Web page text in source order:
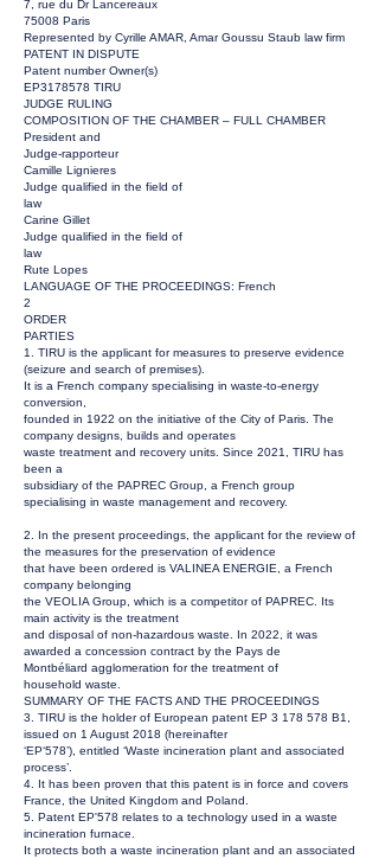
7, rue du Dr Lancereaux
75008 Paris
Represented by Cyrille AMAR, Amar Goussu Staub law firm
PATENT IN DISPUTE
Patent number Owner(s)
EP3178578 TIRU
JUDGE RULING
COMPOSITION OF THE CHAMBER – FULL CHAMBER
President and
Judge-rapporteur
Camille Lignieres
Judge qualified in the field of
law
Carine Gillet
Judge qualified in the field of
law
Rute Lopes
LANGUAGE OF THE PROCEEDINGS: French
2
ORDER
PARTIES
1. TIRU is the applicant for measures to preserve evidence
(seizure and search of premises).
It is a French company specialising in waste-to-energy
conversion,
founded in 1922 on the initiative of the City of Paris. The
company designs, builds and operates
waste treatment and recovery units. Since 2021, TIRU has
been a
subsidiary of the PAPREC Group, a French group
specialising in waste management and recovery.
2. In the present proceedings, the applicant for the review of
the measures for the preservation of evidence
that have been ordered is VALINEA ENERGIE, a French
company belonging
the VEOLIA Group, which is a competitor of PAPREC. Its
main activity is the treatment
and disposal of non-hazardous waste. In 2022, it was
awarded a concession contract by the Pays de
Montbéliard agglomeration for the treatment of
household waste.
SUMMARY OF THE FACTS AND THE PROCEEDINGS
3. TIRU is the holder of European patent EP 3 178 578 B1,
issued on 1 August 2018 (hereinafter
‘EP‘578’), entitled ‘Waste incineration plant and associated
process’.
4. It has been proven that this patent is in force and covers
France, the United Kingdom and Poland.
5. Patent EP'578 relates to a technology used in a waste
incineration furnace.
It protects both a waste incineration plant and an associated